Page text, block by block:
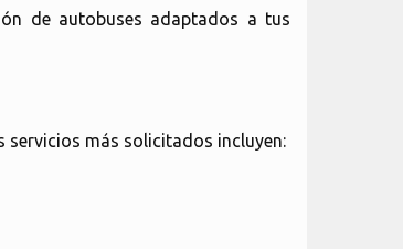
de autobuses adaptados a tus
servicios más solicitados incluyen: